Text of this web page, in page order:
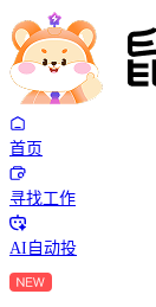
首页
寻找工作
AI自动投